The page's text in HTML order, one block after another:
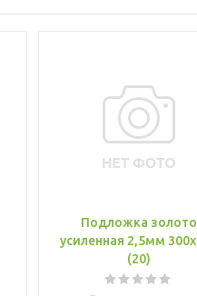
Подложка золото
усиленная 2,5мм 300х400
(20)